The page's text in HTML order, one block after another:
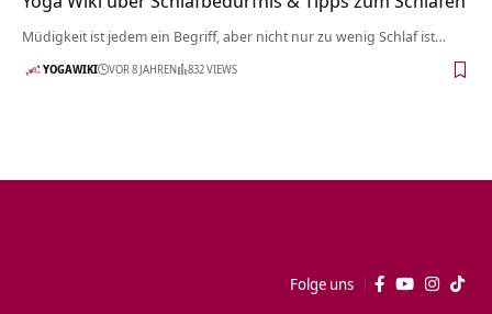
Müdigkeit ist jedem ein Begriff, aber nicht nur zu wenig Schlaf ist…
YOGAWIKI VOR 8 JAHREN 832 VIEWS
Folge uns